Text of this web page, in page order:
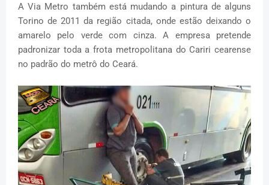
A Via Metro também está mudando a pintura de alguns
Torino de 2011 da região citada, onde estão deixando o
amarelo pelo verde com cinza. A empresa pretende
padronizar toda a frota metropolitana do Cariri cearense
no padrão do metrô do Ceará.